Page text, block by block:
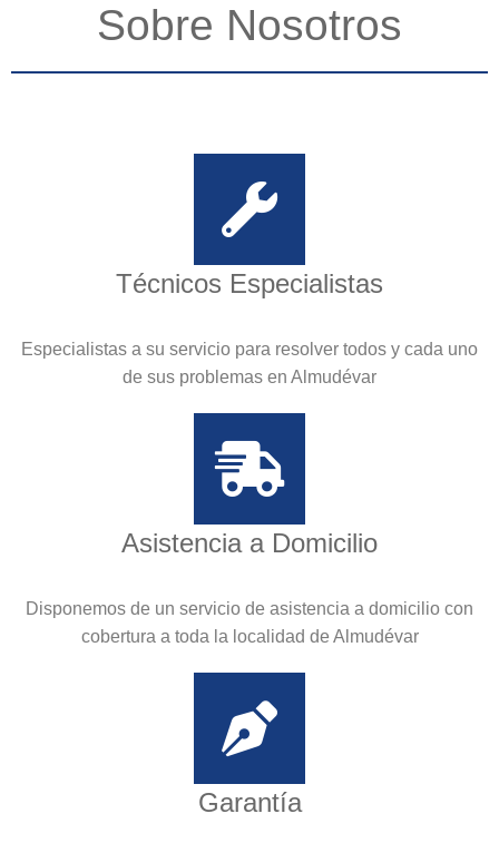
Sobre Nosotros
Técnicos Especialistas
Especialistas a su servicio para resolver todos y cada uno
de sus problemas en Almudévar
Asistencia a Domicilio
Disponemos de un servicio de asistencia a domicilio con
cobertura a toda la localidad de Almudévar
Garantía